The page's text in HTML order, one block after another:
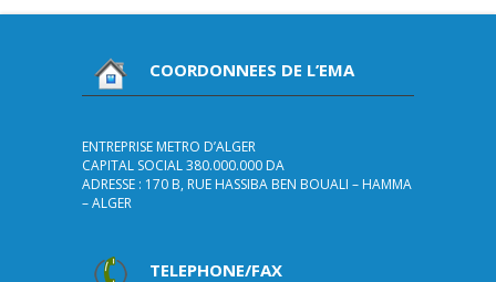
COORDONNEES DE L’EMA
ENTREPRISE METRO D’ALGER
CAPITAL SOCIAL 380.000.000 DA
ADRESSE : 170 B, RUE HASSIBA BEN BOUALI – HAMMA
– ALGER
TELEPHONE/FAX